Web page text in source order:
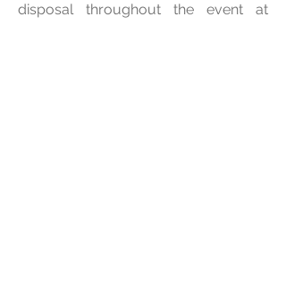
disposal throughout the event at